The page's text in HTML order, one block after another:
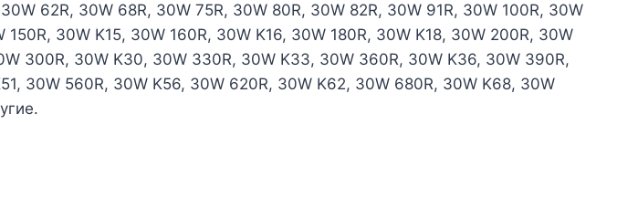
62R, 30W 68R, 30W 75R, 30W 80R, 30W 82R, 30W 91R, 30W 100R, 30W
30W K15, 30W 160R, 30W K16, 30W 180R, 30W K18, 30W 200R, 30W
300R, 30W K30, 30W 330R, 30W K33, 30W 360R, 30W K36, 30W 390R,
30W 560R, 30W K56, 30W 620R, 30W K62, 30W 680R, 30W K68, 30W